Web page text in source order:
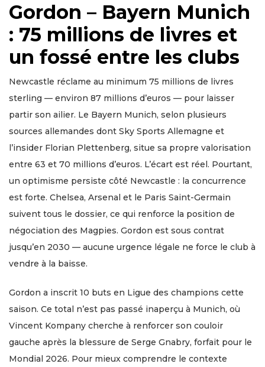
Gordon – Bayern Munich
: 75 millions de livres et
un fossé entre les clubs
Newcastle réclame au minimum 75 millions de livres
sterling — environ 87 millions d’euros — pour laisser
partir son ailier. Le Bayern Munich, selon plusieurs
sources allemandes dont Sky Sports Allemagne et
l’insider Florian Plettenberg, situe sa propre valorisation
entre 63 et 70 millions d’euros. L’écart est réel. Pourtant,
un optimisme persiste côté Newcastle : la concurrence
est forte. Chelsea, Arsenal et le Paris Saint-Germain
suivent tous le dossier, ce qui renforce la position de
négociation des Magpies. Gordon est sous contrat
jusqu’en 2030 — aucune urgence légale ne force le club à
vendre à la baisse.
Gordon a inscrit 10 buts en Ligue des champions cette
saison. Ce total n’est pas passé inaperçu à Munich, où
Vincent Kompany cherche à renforcer son couloir
gauche après la blessure de Serge Gnabry, forfait pour le
Mondial 2026. Pour mieux comprendre le contexte